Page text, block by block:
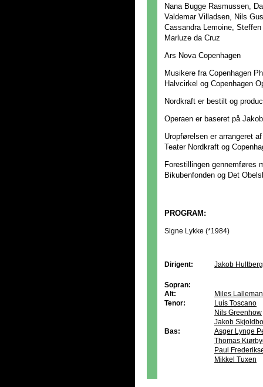
Nana Bugge Rasmussen,
Valdemar Villadsen, Nils
Cassandra Lemoine,
Marluze da Cruz
Ars Nova Copenhagen
Musikere fra Copenhagen
Halvcirkel og Copenhagen
Nordkraft er bestilt og
Operaen er baseret på
Uropførelsen er arrangeret
Teater Nordkraft og
Forestillingen gennemføres
Bikubenfonden og Det
PROGRAM:
Signe Lykke (*1984)
Dirigent: Jakob Hultberg
Sopran:
Alt:
Miles
Tenor:
Luís Toscano
Nils Greenhow
Jakob
Bas:
Asger Lynge
Thomas
Paul
Mikkel Tuxen